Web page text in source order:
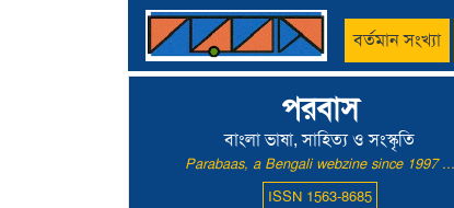
বর্তমান সংখ্যা
পরবাস
বাংলা ভাষা, সাহিত্য ও সংস্কৃতি
Parabaas, a Bengali webzine since 1997 ...
ISSN 1563-8685